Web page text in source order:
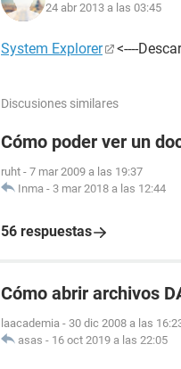
24 abr 2013 a las 03:45
System Explorer <----
Discusiones similares
Cómo poder ver un
ruht - 7 mar 2009 a las 19:37
Inma - 3 mar 2018 a las 12:44
56 respuestas
Cómo abrir archivos
laacademia - 30 dic 2008 a las
asas - 16 oct 2019 a las 22:05